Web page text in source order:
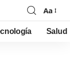
Font
Resizer
Aa
Salud